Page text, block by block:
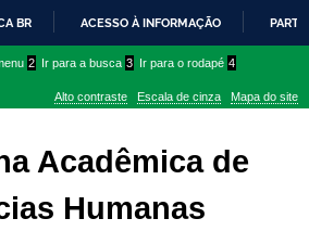
PARA
CONTEÚDO
BR ACESSO À INFORMAÇÃO
2 Ir para a busca 3 Ir para o rodapé 4
Alto contraste Escala de cinza Mapa do site
Acadêmica de
Humanas